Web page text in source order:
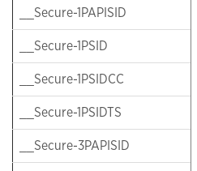
__Secure-1PAPISID
__Secure-1PSID
__Secure-1PSIDCC
__Secure-1PSIDTS
__Secure-3PAPISID